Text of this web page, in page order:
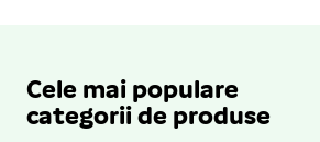
Cele mai populare
categorii de produse